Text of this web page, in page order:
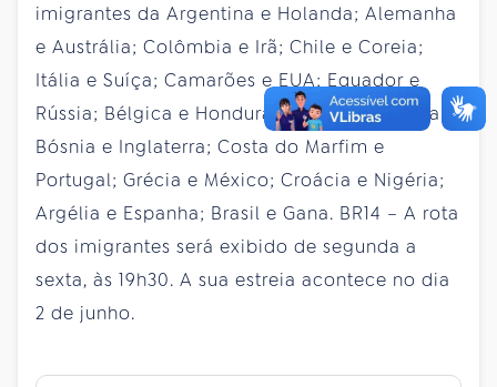
imigrantes da Argentina e Holanda; Alemanha
e Austrália; Colômbia e Irã; Chile e Coreia;
Itália e Suíça; Camarões e EUA; Equador e
Rússia; Bélgica e Honduras; França e Uruguai;
Bósnia e Inglaterra; Costa do Marfim e
Portugal; Grécia e México; Croácia e Nigéria;
Argélia e Espanha; Brasil e Gana. BR14 – A rota
dos imigrantes será exibido de segunda a
sexta, às 19h30. A sua estreia acontece no dia
2 de junho.​​